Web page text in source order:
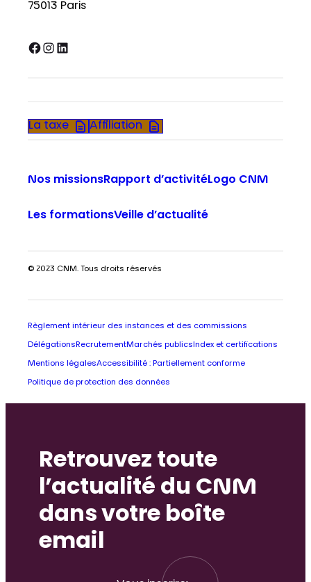
75013 Paris
Facebook InstagramLinkedIn
La taxe Affiliation
Nos missionsRapport d’activitéLogo CNM
Les formationsVeille d’actualité
© 2023 CNM. Tous droits réservés
Règlement intérieur des instances et des commissions
Délégations RecrutementMarchés publics Index et certifications
Mentions légalesAccessibilité : Partiellement conforme
Politique de protection des données
Retrouvez toute
l’actualité du CNM
dans votre boîte
email